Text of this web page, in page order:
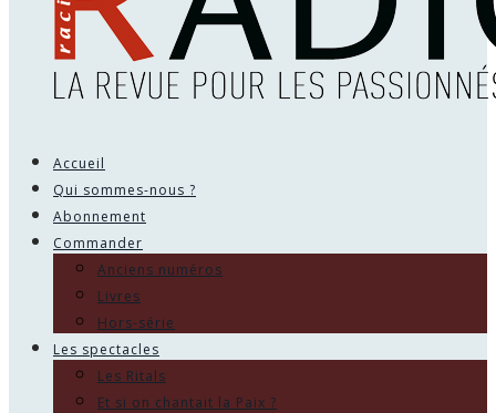
Accueil
Qui sommes-nous ?
Abonnement
Commander
Anciens numéros
Livres
Hors-série
Les spectacles
Les Ritals
Et si on chantait la Paix ?